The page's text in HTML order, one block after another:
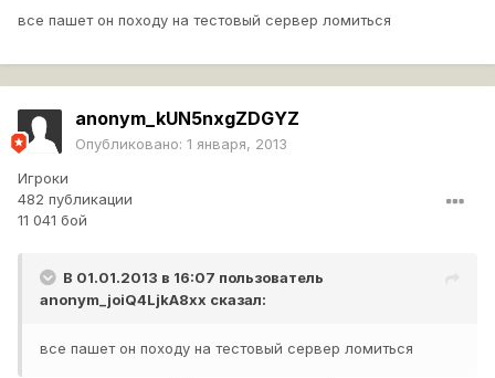
все пашет он походу на тестовый сервер ломиться
anonym_kUN5nxgZDGYZ
Опубликовано: 1 января, 2013
Игроки
482 публикации
11 041 бой
В 01.01.2013 в 16:07 пользователь
anonym_joiQ4LjkA8xx сказал:
все пашет он походу на тестовый сервер ломиться